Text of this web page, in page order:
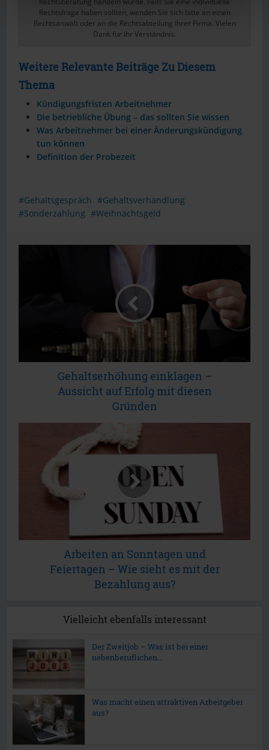
Rechtsfrage haben sollten, wenden Sie sich bitte an einen
Rechtsanwalt oder an die Rechtsabteilung Ihrer Firma. Vielen
Dank für Ihr Verständnis.
Weitere Relevante Beiträge Zu Diesem
Thema
Kündigungsfristen Arbeitnehmer
Die betriebliche Übung – das sollten Sie wissen
Was Arbeitnehmer bei einer Änderungskündigung
tun können
Definition der Probezeit
Gehaltsgespräch
Gehaltsverhandlung
Sonderzahlung
Weihnachtsgeld
Gehaltserhöhung einklagen –
Aussicht auf Erfolg mit diesen
Gründen
Arbeiten an Sonntagen und
Feiertagen – Wie sieht es mit der
Bezahlung aus?
Vielleicht ebenfalls interessant
Der Zweitjob – Was ist bei einer
nebenberuflichen...
Was macht einen attraktiven Arbeitgeber
aus?